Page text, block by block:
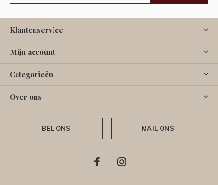
Klantenservice
Mijn account
Categorieën
Over ons
BEL ONS MAIL ONS